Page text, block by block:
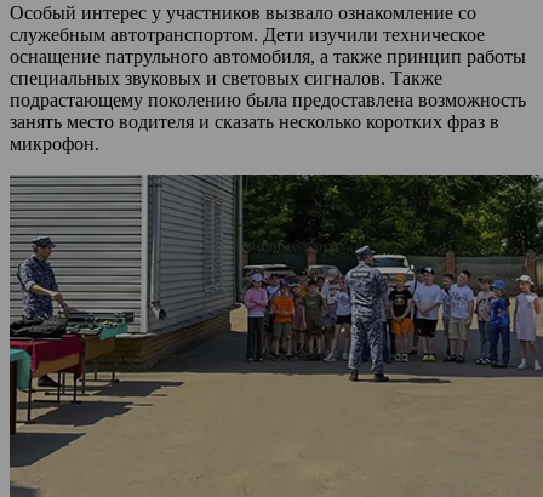
Особый интерес у участников вызвало ознакомление со
служебным автотранспортом. Дети изучили техническое
оснащение патрульного автомобиля, а также принцип работы
специальных звуковых и световых сигналов. Также
подрастающему поколению была предоставлена возможность
занять место водителя и сказать несколько коротких фраз в
микрофон.